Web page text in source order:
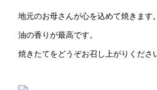
地元のお母さんが心を込めて焼きます
油の香りが最高です。
焼きたてをどうぞお召し上がりくださ